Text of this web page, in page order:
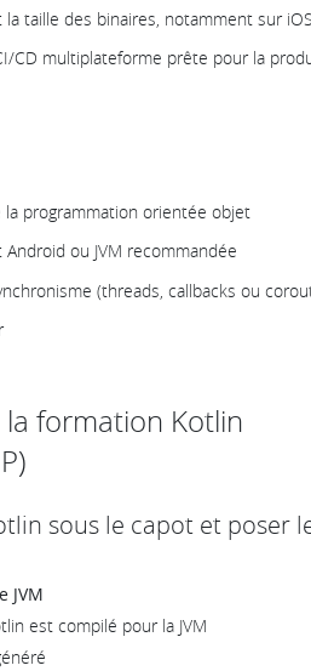
taille des binaires, notamment sur iOS
CD multiplateforme prête pour la
programmation orientée objet
ou JVM recommandée
(threads, callbacks ou
formation Kotlin
sous le capot et poser
JVM
est compilé pour la JVM